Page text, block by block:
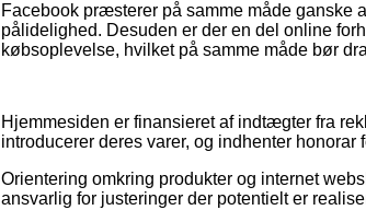
Facebook præsterer på samme måde ganske
pålidelighed. Desuden er der en del online
købsoplevelse, hvilket på samme måde bør
Hjemmesiden er finansieret af indtægter fra
introducerer deres varer, og indhenter
Orientering omkring produkter og internet
ansvarlig for justeringer der potentielt er